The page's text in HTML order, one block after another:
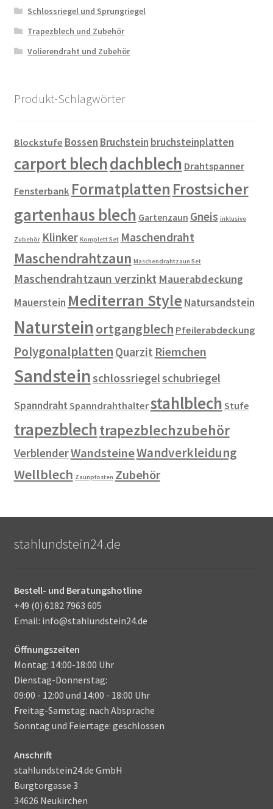
Schlossriegel und Sprungriegel
Trapezblech und Zubehör
Volierendraht und Zubehör
Produkt-Schlagwörter
Blockstufe Bossen Bruchstein bruchsteinplatten
carport blechdachblech Drahtspanner
Fensterbank Formatplatten Frostsicher
gartenhaus blech Gartenzaun Gneis inklusive
Zubehör Klinker Komplett Set Maschendraht
Maschendrahtzaun Maschendrahtzaun Set
Maschendrahtzaun verzinkt Mauerabdeckung
Mauerstein Mediterran Style Natursandstein
Naturstein ortgangblech Pfeilerabdeckung
Polygonalplatten Quarzit Riemchen
Sandsteinschlossriegelschubriegel
SpanndrahtSpanndrahthalterstahlblechStufe
trapezblechtrapezblechzubehör
VerblenderWandsteineWandverkleidung
Wellblech Zaunpfosten Zubehör
stahlundstein24.de
Bestell- und Beratungshotline
+49 (0) 6182 7963 605
Email: info@stahlundstein24.de
Öffnungszeiten
Montag: 14:00-18:00 Uhr
Dienstag-Donnerstag:
09:00 - 12:00 und 14:00 - 18:00 Uhr
Freitag-Samstag: nach Absprache
Sonntag und Feiertage: geschlossen
Anschrift
stahlundstein24.de GmbH
Burgtorgasse 3
34626 Neukirchen